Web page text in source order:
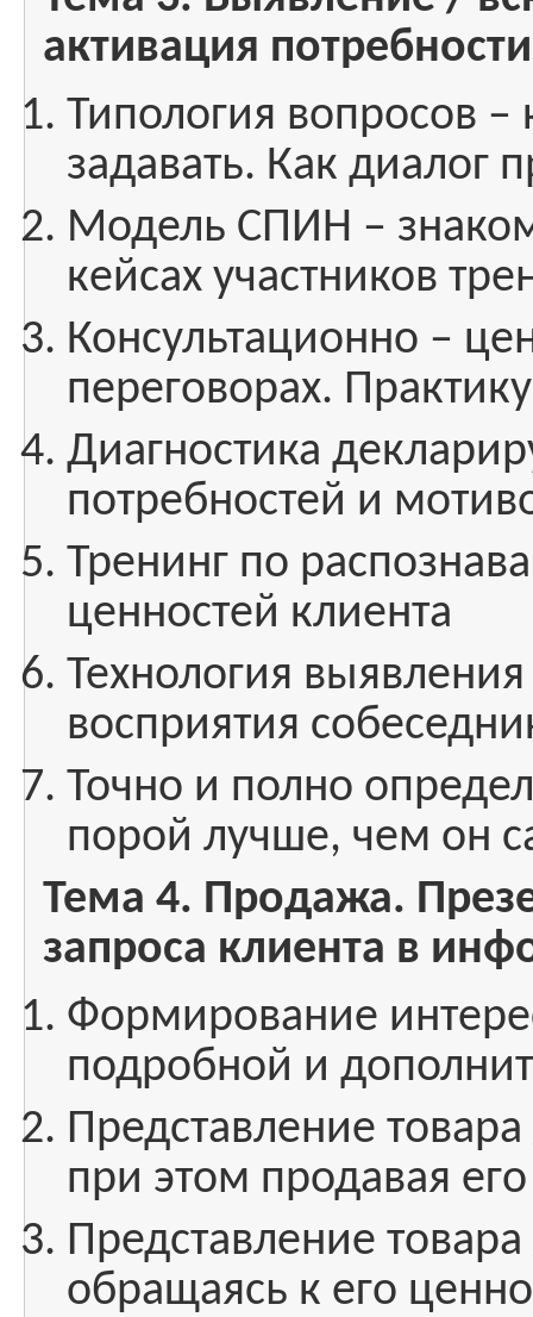
активация
Типология вопросов –
задавать. Как диалог
Модель СПИН –
кейсах участников
Консультационно –
переговорах.
Диагностика
потребностей и
Тренинг по
ценностей клиента
Технология
восприятия
Точно и полно
порой лучше, чем он
Тема 4. Продажа.
запроса клиента в
Формирование
подробной и
Представление
при этом продавая
Представление
обращаясь к его